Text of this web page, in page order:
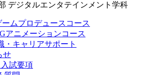
デジタルエンタテインメント学科
ームプロデュースコース
アニメーションコース
・キャリアサポート
せ
入試要項